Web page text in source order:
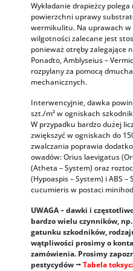
Wykładanie drapieżcy
powierzchni uprawy
wermikulitu. Na uprawach
wilgotności zalecane jest
ponieważ otręby zalegające
Ponadto, Amblyseius –
rozpylany za pomocą
mechanicznych.
Interwencyjnie, dawka
szt./m² w ogniskach
W przypadku bardzo dużej
zwiększyć w ogniskach do
zwalczania poprawia
owadów: Orius laevigatus
(Atheta – System) oraz
(Hypoaspis – System) i ABS
cucumieris w postaci
UWAGA – dawki i
bardzo wielu czynników,
gatunku szkodników,
wątpliwości prosimy o
zamówienia. Prosimy
pestycydów ⭢Tabela